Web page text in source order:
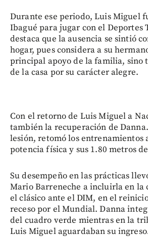
Durante ese periodo, Luis Miguel
Ibagué para jugar con el Deportes
destaca que la ausencia se sintió
hogar, pues considera a su
principal apoyo de la familia, sino
de la casa por su carácter alegre.
Con el retorno de Luis Miguel a
también la recuperación de
lesión, retomó los entrenamientos
potencia física y sus 1.80 metros
Su desempeño en las prácticas
Mario Barreneche a incluirla en la
el clásico ante el DIM, en el
receso por el Mundial. Danna
del cuadro verde mientras en la
Luis Miguel aguardaban su